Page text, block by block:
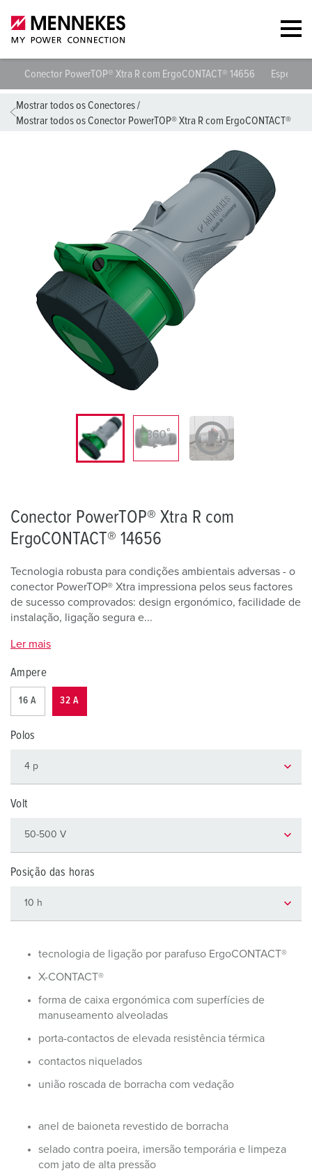
Conector PowerTOP® Xtra R com ErgoCONTACT® 14656
Mostrar todos os Conectores/
Mostrar todos os Conector PowerTOP® Xtra R com ErgoCONTACT®
Conector PowerTOP® Xtra R com
ErgoCONTACT® 14656
Tecnologia robusta para condições ambientais adversas - o
conector PowerTOP® Xtra impressiona pelos seus factores
de sucesso comprovados: design ergonómico, facilidade de
instalação, ligação segura e...
Ler mais
Ampere
16 A 32 A
Polos
Volt
Posição das horas
tecnologia de ligação por parafuso ErgoCONTACT®
X-CONTACT®
forma de caixa ergonómica com superfícies de
manuseamento alveoladas
porta-contactos de elevada resistência térmica
contactos niquelados
união roscada de borracha com vedação
anel de baioneta revestido de borracha
selado contra poeira, imersão temporária e limpeza
com jato de alta pressão